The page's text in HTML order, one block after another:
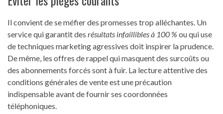
Il convient de se méfier des promesses trop alléchantes. Un
service qui garantit des résultats infaillibles à 100 % ou qui use
de techniques marketing agressives doit inspirer la prudence.
De même, les offres de rappel qui masquent des surcoûts ou
des abonnements forcés sont à fuir. La lecture attentive des
conditions générales de vente est une précaution
indispensable avant de fournir ses coordonnées
téléphoniques.